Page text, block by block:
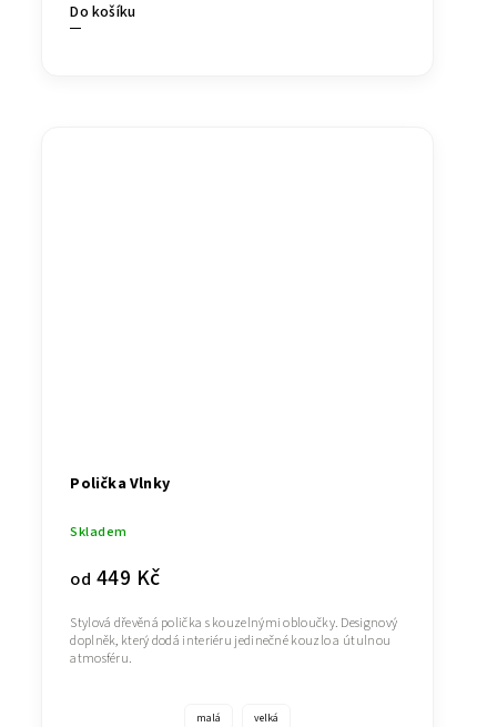
Do košíku
Polička Vlnky
Skladem
od 449 Kč
Stylová dřevěná polička s kouzelnými obloučky. Designový
doplněk, který dodá interiéru jedinečné kouzlo a útulnou
atmosféru.
malá velká